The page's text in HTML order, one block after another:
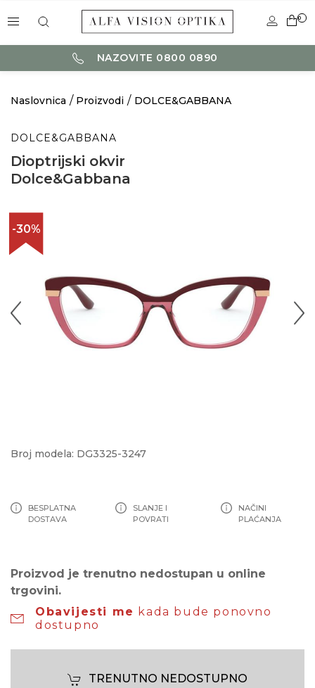
0
NAZOVITE 0800 0890
Naslovnica Proizvodi DOLCE&GABBANA
DOLCE&GABBANA
Dioptrijski okvir
Dolce&Gabbana
-30%
Broj modela: DG3325-3247
BESPLATNA
DOSTAVA
SLANJE I
POVRATI
NAČINI
PLAĆANJA
Proizvod je trenutno nedostupan u online
trgovini.
Obavijesti me kada bude ponovno
dostupno
TRENUTNO NEDOSTUPNO